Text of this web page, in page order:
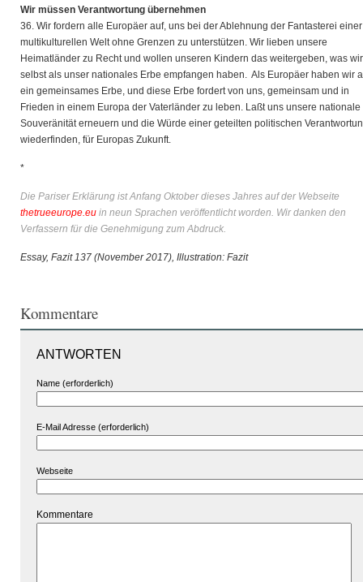
Wir müssen Verantwortung übernehmen
36. Wir fordern alle Europäer auf, uns bei der Ablehnung der Fantasterei einer
multikulturellen Welt ohne Grenzen zu unterstützen. Wir lieben unsere
Heimatländer zu Recht und wollen unseren Kindern das weitergeben, was wir
selbst als unser nationales Erbe empfangen haben. Als Europäer haben wir
ein gemeinsames Erbe, und diese Erbe fordert von uns, gemeinsam und in
Frieden in einem Europa der Vaterländer zu leben. Laßt uns unsere nationale
Souveränität erneuern und die Würde einer geteilten politischen
wiederfinden, für Europas Zukunft.
*
Die Pariser Erklärung ist Anfang Oktober dieses Jahres auf der Webseite
thetrueeurope.eu in neun Sprachen veröffentlicht worden. Wir danken den
Verfassern für die Genehmigung zum Abdruck.
Essay, Fazit 137 (November 2017), Illustration: Fazit
Kommentare
ANTWORTEN
Name (erforderlich)
E-Mail Adresse (erforderlich)
Webseite
Kommentare